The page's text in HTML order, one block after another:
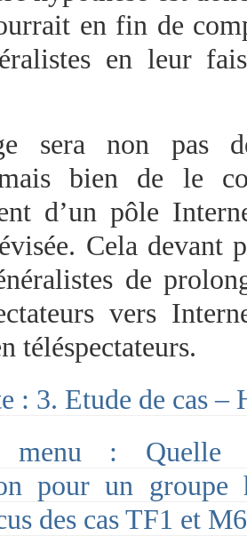
en fin de
en leur
sera non pas
bien de le
d’un pôle
Cela devant
de
vers
téléspectateurs.
: 3. Etude de cas –
menu : Quelle
pour un groupe
des cas TF1 et